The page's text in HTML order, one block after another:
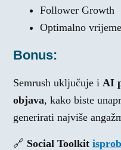
Follower Growth
Optimalno
Bonus:
Semrush uključuje iAI
objava, kako biste
generirati najviše
🔗 Social Toolkit